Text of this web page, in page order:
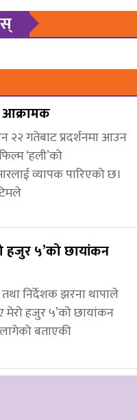
आक्रामक
२२ गतेबाट प्रदर्शनमा आउन
‘हली’को
व्यापक पारिएको छ।
हजुर ५’को छायांकन
तथा निर्देशक झरना थापाले
मेरो हजुर ५’को छायांकन
बताएकी